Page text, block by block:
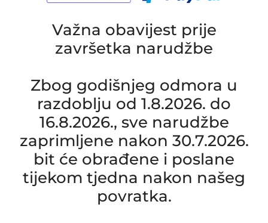
Važna obavijest prije
završetka narudžbe
Zbog godišnjeg odmora u
razdoblju od 1.8.2026. do
16.8.2026., sve narudžbe
zaprimljene nakon 30.7.2026.
bit će obrađene i poslane
tijekom tjedna nakon našeg
povratka.